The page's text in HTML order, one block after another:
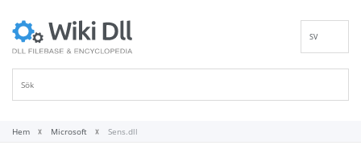
SV
Hem Microsoft Sens.dll